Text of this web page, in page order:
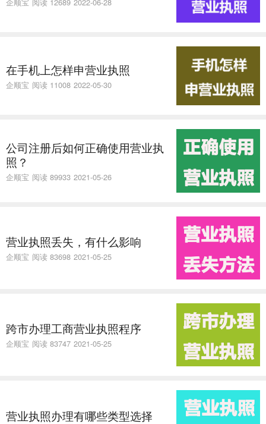
在手机上怎样申营业执照
企顺宝 阅读 11008 2022-05-30
公司注册后如何正确使用营业执
照？
企顺宝 阅读 89933 2021-05-26
营业执照丢失，有什么影响
企顺宝 阅读 83698 2021-05-25
跨市办理工商营业执照程序
企顺宝 阅读 83747 2021-05-25
营业执照办理有哪些类型选择